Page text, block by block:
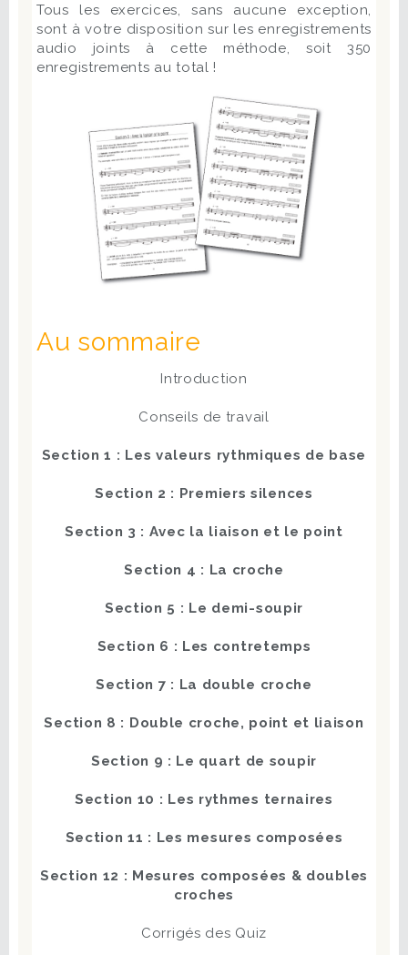
Tous les exercices, sans aucune exception,
sont à votre disposition sur les enregistrements
audio joints à cette méthode, soit 350
enregistrements au total !
Au sommaire
Introduction
Conseils de travail
Section 1 : Les valeurs rythmiques de base
Section 2 : Premiers silences
Section 3 : Avec la liaison et le point
Section 4 : La croche
Section 5 : Le demi-soupir
Section 6 : Les contretemps
Section 7 : La double croche
Section 8 : Double croche, point et liaison
Section 9 : Le quart de soupir
Section 10 : Les rythmes ternaires
Section 11 : Les mesures composées
Section 12 : Mesures composées & doubles
croches
Corrigés des Quiz